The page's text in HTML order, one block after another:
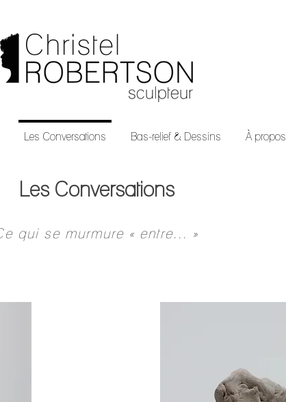
Les Conversations Bas-relief & Dessins À propos
Les Conversations
qui se murmure « entre... »